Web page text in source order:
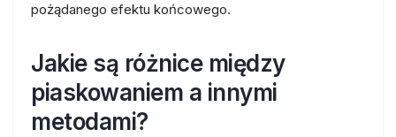
pożądanego efektu końcowego.
Jakie są różnice między
piaskowaniem a innymi
metodami?